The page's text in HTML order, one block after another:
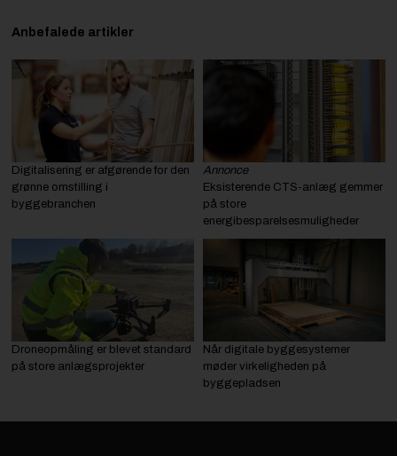
Anbefalede artikler
Digitalisering er afgørende for den
grønne omstilling i
byggebranchen
Annonce
Eksisterende CTS-anlæg gemmer
på store
energibesparelsesmuligheder
Droneopmåling er blevet standard
på store anlægsprojekter
Når digitale byggesystemer
møder virkeligheden på
byggepladsen